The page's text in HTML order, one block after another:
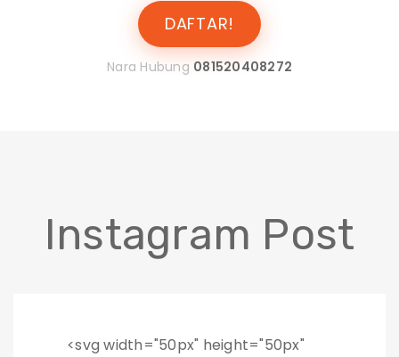
DAFTAR!
Nara Hubung 081520408272
Instagram Post
<svg width="50px" height="50px"